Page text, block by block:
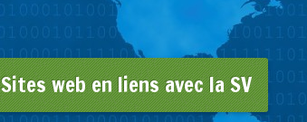
Sites web en liens avec la SV